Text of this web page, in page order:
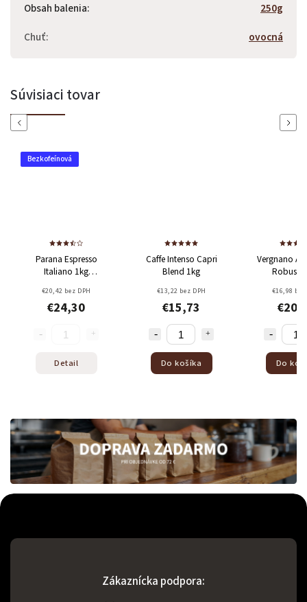
Obsah balenia:
250g
Chuť: ovocná
Súvisiaci tovar
Previous
Espresso
Caffe Intenso Capri
Vergnano Aroma Mio
Next
Zákaznícka podpora: